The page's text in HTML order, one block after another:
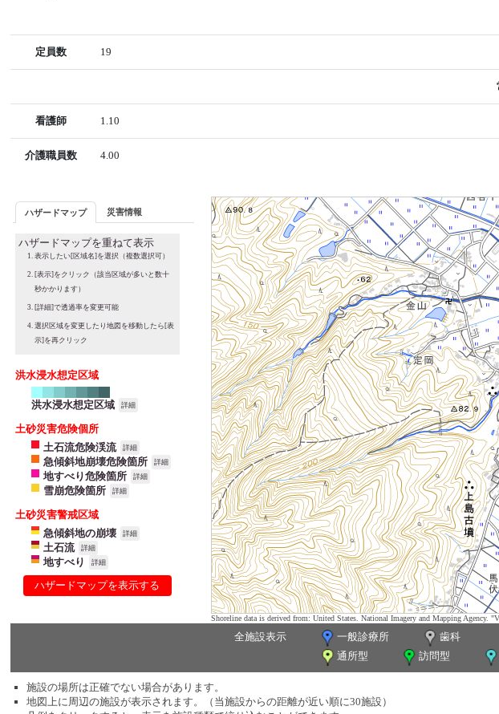
定員数 19
看護師 1.10
介護職員数 4.00
ハザードマップ 災害情報
ハザードマップを重ねて表示
表示したい[区域名]を選択（複数選択可）
[表示]をクリック（該当区域が多いと数十
秒かかります）
[詳細]で透過率を変更可能
選択区域を変更したり地図を移動したら[表
示]を再クリック
洪水浸水想定区域
洪水浸水想定区域 詳細
土砂災害危険個所
土石流危険渓流
詳細
急傾斜地崩壊危険箇所 詳細
地すべり危険箇所 詳細
雪崩危険箇所 詳細
土砂災害警戒区域
急傾斜地の崩壊
詳細
土石流 詳細
地すべり 詳細
ハザードマップを表示する
Shoreline data is derived from: United States. National Imagery and Mapping
全施設表示 一般診療所 歯科
通所型
訪問型
施設の場所は正確でない場合があります。
地図上に周辺の施設が表示されます。（当施設からの距離が近い順に30施設）